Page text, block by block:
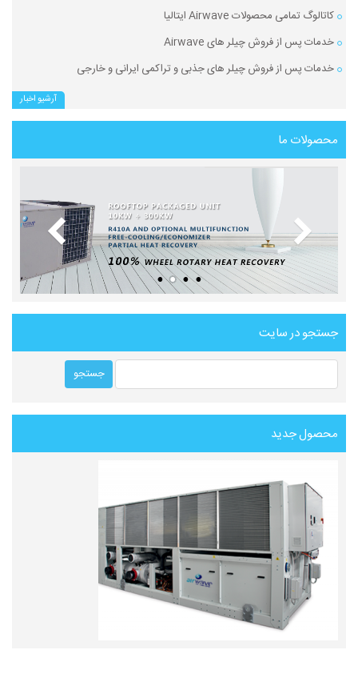
کاتالوگ تمامی محصولات Airwave ایتالیا
خدمات پس از فروش چیلر های Airwave
خدمات پس از فروش چیلر های جذبی و تراکمی ایرانی و خارجی
آرشیو اخبار
محصولات ما
جستجو در سایت
محصول جدید